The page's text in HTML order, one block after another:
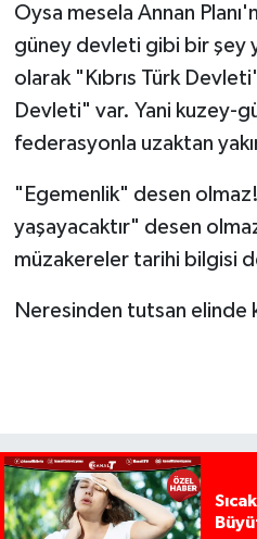
Oysa mesela Annan
güney devleti gibi bir şey
olarak "Kıbrıs Türk
Devleti" var. Yani kuzey-
federasyonla uzaktan
"Egemenlik" desen
yaşayacaktır" desen
müzakereler tarihi bilgisi
Neresinden tutsan elinde